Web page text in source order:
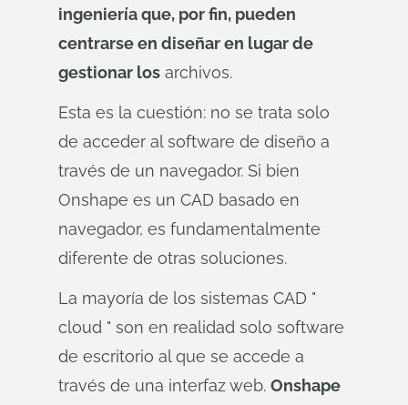
ingeniería que, por fin, pueden
centrarse en diseñar en lugar de
gestionar los archivos.
Esta es la cuestión: no se trata solo
de acceder al software de diseño a
través de un navegador. Si bien
Onshape es un CAD basado en
navegador, es fundamentalmente
diferente de otras soluciones.
La mayoría de los sistemas CAD "
cloud " son en realidad solo software
de escritorio al que se accede a
través de una interfaz web. Onshape